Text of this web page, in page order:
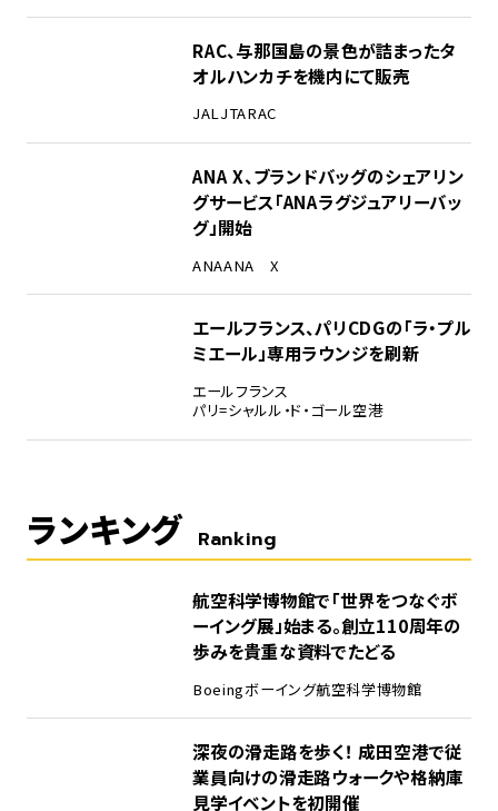
RAC、与那国島の景色が詰まったタ
オルハンカチを機内にて販売
JALJTARAC
ANA X、ブランドバッグのシェアリン
グサービス「ANAラグジュアリーバッ
グ」開始
ANAANA X
エールフランス、パリCDGの「ラ・プル
ミエール」専用ラウンジを刷新
エールフランス
パリ=シャルル・ド・ゴール空港
ランキング Ranking
航空科学博物館で「世界をつなぐボ
ーイング展」始まる。創立110周年の
歩みを貴重な資料でたどる
Boeingボーイング航空科学博物館
深夜の滑走路を歩く！ 成田空港で従
業員向けの滑走路ウォークや格納庫
見学イベントを初開催